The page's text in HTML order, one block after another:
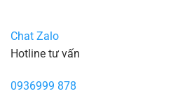
Chat Zalo
Hotline tư vấn
0936999 878